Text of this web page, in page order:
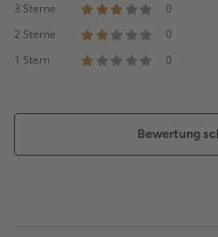
3 Sterne
0
2 Sterne
0
1 Stern
0
Bewertung